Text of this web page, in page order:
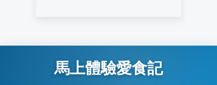
馬上體驗愛食記